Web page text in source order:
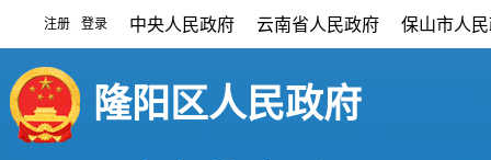
注册 登录 中央人民政府 云南省人民政府 保山市人
隆阳区人民政府